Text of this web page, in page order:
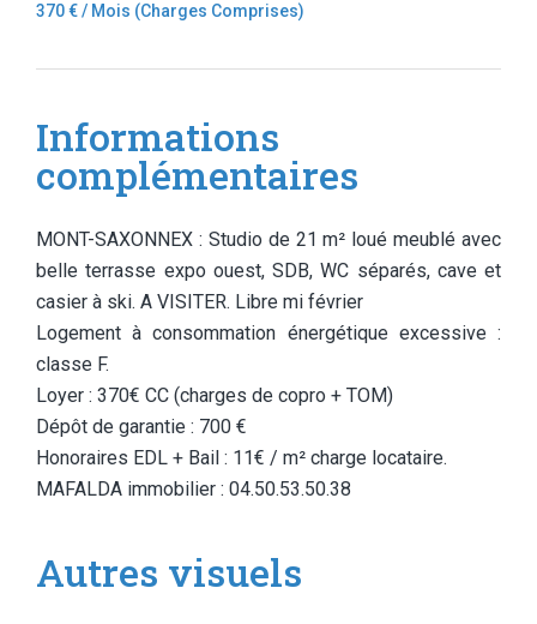
370 € / Mois (Charges Comprises)
Informations
complémentaires
MONT-SAXONNEX : Studio de 21 m² loué meublé avec
belle terrasse expo ouest, SDB, WC séparés, cave et
casier à ski. A VISITER. Libre mi février
Logement à consommation énergétique excessive :
classe F.
Loyer : 370€ CC (charges de copro + TOM)
Dépôt de garantie : 700 €
Honoraires EDL + Bail : 11€ / m² charge locataire.
MAFALDA immobilier : 04.50.53.50.38
Autres visuels